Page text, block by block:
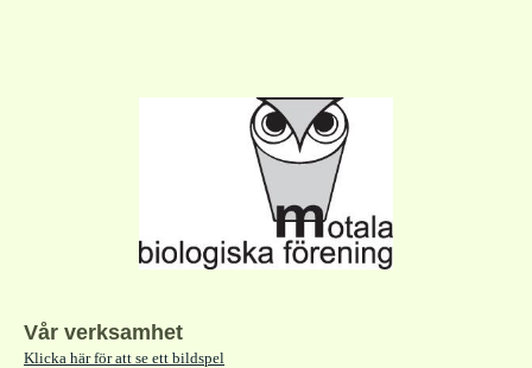
Vår verksamhet
Klicka här för att se ett bildspel